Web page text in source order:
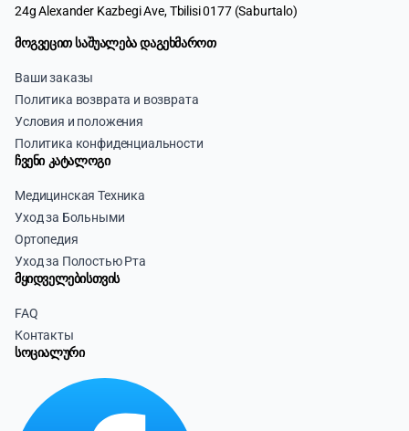
24g Alexander Kazbegi Ave, Tbilisi 0177 (Saburtalo)
მოგვეცით საშუალება დაგეხმაროთ
Ваши заказы
Политика возврата и возврата
Условия и положения
Политика конфиденциальности
ჩვენი კატალოგი
Медицинская Техника
Уход за Больными
Ортопедия
Уход за Полостью Рта
მყიდველებისთვის
FAQ
Контакты
სოციალური